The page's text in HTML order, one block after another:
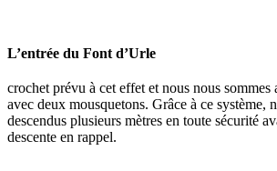
L’entrée du Font d’Urle
crochet prévu à cet effet et nous nous sommes
avec deux mousquetons. Grâce à ce système,
descendus plusieurs mètres en toute sécurité
descente en rappel.